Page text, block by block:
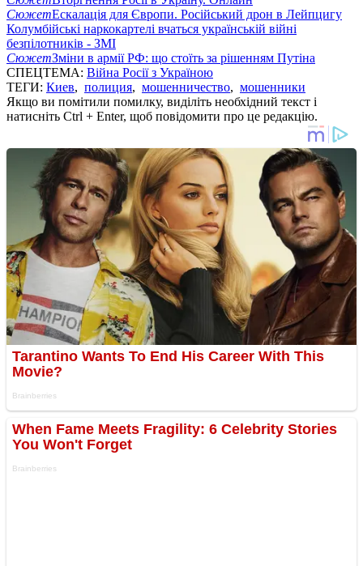
СюжетЕскалація для Європи. Російський дрон в Лейпцигу
Колумбійські наркокартелі вчаться українській війні
безпілотників - ЗМІ
СюжетЗміни в армії РФ: що стоїть за рішенням Путіна
СПЕЦТЕМА: Війна Росії з Україною
ТЕГИ: Киев, полиция, мошенничество, мошенники
Якщо ви помітили помилку, виділіть необхідний текст і
натисніть Ctrl + Enter, щоб повідомити про це редакцію.